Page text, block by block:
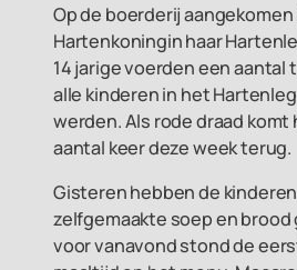
Op de boerderij aangekomen
Hartenkoningin haar
14 jarige voerden een aantal
alle kinderen in het
werden. Als rode draad
aantal keer deze week terug.
Gisteren hebben de
zelfgemaakte soep en brood
voor vanavond stond de